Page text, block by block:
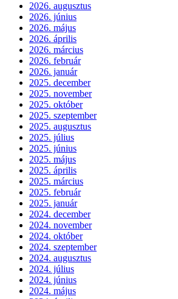
2026. augusztus
2026. június
2026. május
2026. április
2026. március
2026. február
2026. január
2025. december
2025. november
2025. október
2025. szeptember
2025. augusztus
2025. július
2025. június
2025. május
2025. április
2025. március
2025. február
2025. január
2024. december
2024. november
2024. október
2024. szeptember
2024. augusztus
2024. július
2024. június
2024. május